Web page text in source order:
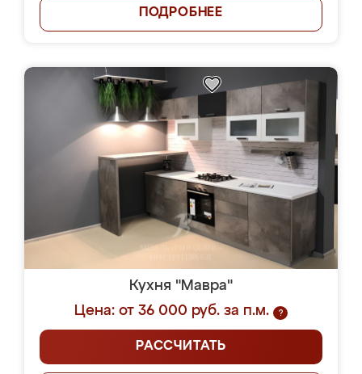
ПОДРОБНЕЕ
Кухня "Мавра"
Цена: от 36 000 руб. за п.м.
?
РАССЧИТАТЬ